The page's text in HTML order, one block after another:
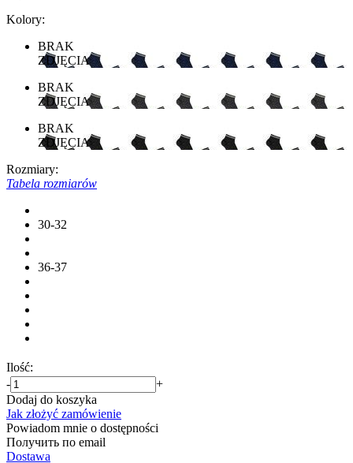
Kolory:
BRAK
ZDJĘCIA
BRAK
ZDJĘCIA
BRAK
ZDJĘCIA
Rozmiary:
Tabela rozmiarów
30-32
36-37
Ilość:
-
+
Dodaj do koszyka
Jak złożyć zamówienie
Powiadom mnie o dostępności
Получить по email
Dostawa